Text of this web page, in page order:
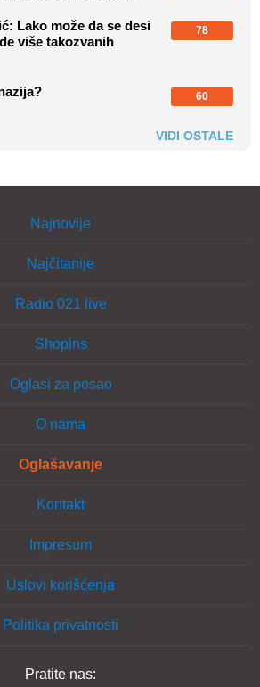
Lako može da se desi
više takozvanih
78
60
VIDI OSTALE
Najnovije
Najčitanije
Radio 021 live
Shopins
Oglasi za posao
O nama
Oglašavanje
Kontakt
Impresum
Uslovi korišćenja
Politika privatnosti
Pratite nas: